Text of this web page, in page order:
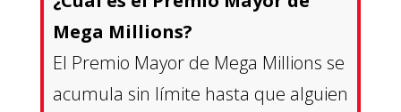
Mega Millions?
El Premio Mayor de Mega Millions se
acumula sin límite hasta que alguien